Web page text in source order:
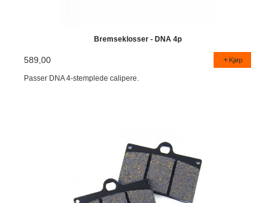
Bremseklosser - DNA 4p
589,00 Kjøp
Passer DNA 4-stemplede calipere.